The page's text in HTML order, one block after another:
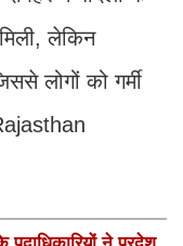
लेकिन
लोगों को गर्मी